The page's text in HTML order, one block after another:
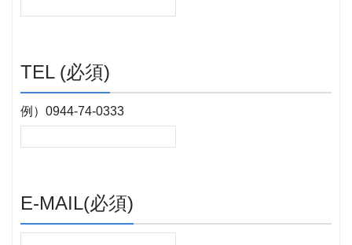
TEL (必須)
例）0944-74-0333
E-MAIL(必須)